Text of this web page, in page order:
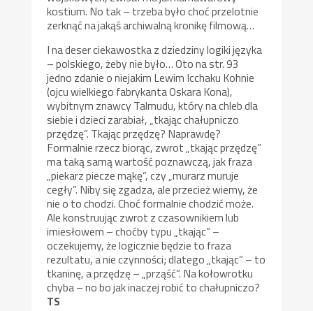
kostium. No tak – trzeba było choć przelotnie
zerknąć na jakąś archiwalną kronikę filmową…
I na deser ciekawostka z dziedziny logiki języka
– polskiego, żeby nie było… Oto na str. 93
jedno zdanie o niejakim Lewim Icchaku Kohnie
(ojcu wielkiego fabrykanta Oskara Kona),
wybitnym znawcy Talmudu, który na chleb dla
siebie i dzieci zarabiał, „tkając chałupniczo
przędzę”. Tkając przędzę? Naprawdę?
Formalnie rzecz biorąc, zwrot „tkając przędzę”
ma taką samą wartość poznawczą, jak fraza
„piekarz piecze mąkę”, czy „murarz muruje
cegły”. Niby się zgadza, ale przecież wiemy, że
nie o to chodzi. Choć formalnie chodzić może.
Ale konstruując zwrot z czasownikiem lub
imiesłowem – choćby typu „tkając” –
oczekujemy, że logicznie będzie to fraza
rezultatu, a nie czynności; dlatego „tkając” – to
tkaninę, a przędzę – „prząść”. Na kołowrotku
chyba – no bo jak inaczej robić to chałupniczo?
TS